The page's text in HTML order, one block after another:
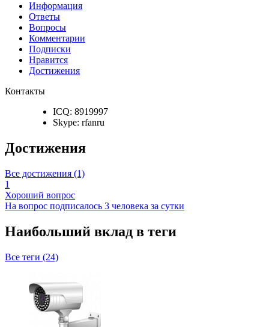
Информация
Ответы
Вопросы
Комментарии
Подписки
Нравится
Достижения
Контакты
ICQ: 8919997
Skype: rfanru
Достижения
Все достижения (1)
1
Хороший вопрос
На вопрос подписалось 3 человека за сутки
Наибольший вклад в теги
Все теги (24)